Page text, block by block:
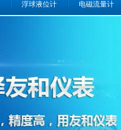
浮球液位计 电磁流量计